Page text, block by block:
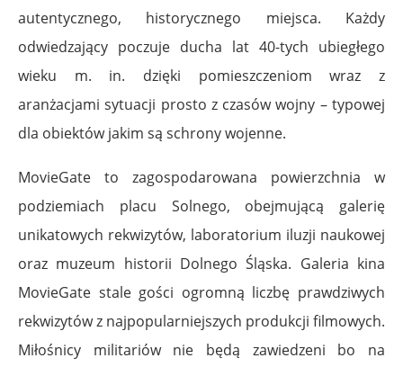
autentycznego, historycznego miejsca. Każdy
odwiedzający poczuje ducha lat 40-tych ubiegłego
wieku m. in. dzięki pomieszczeniom wraz z
aranżacjami sytuacji prosto z czasów wojny – typowej
dla obiektów jakim są schrony wojenne.
MovieGate to zagospodarowana powierzchnia w
podziemiach placu Solnego, obejmującą galerię
unikatowych rekwizytów, laboratorium iluzji naukowej
oraz muzeum historii Dolnego Śląska. Galeria kina
MovieGate stale gości ogromną liczbę prawdziwych
rekwizytów z najpopularniejszych produkcji filmowych.
Miłośnicy militariów nie będą zawiedzeni bo na